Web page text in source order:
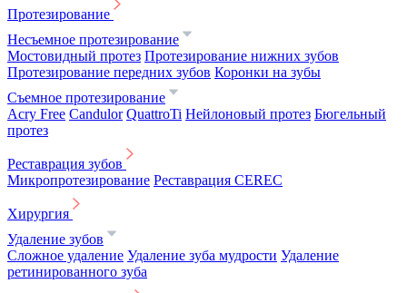
Протезирование
Несъемное протезирование
Мостовидный протез Протезирование нижних зубов
Протезирование передних зубов Коронки на зубы
Съемное протезирование
Acry Free Candulor QuattroTi Нейлоновый протез Бюгельный
протез
Реставрация зубов
Микропротезирование Реставрация CEREC
Хирургия
Удаление зубов
Сложное удаление Удаление зуба мудрости Удаление
ретинированного зуба